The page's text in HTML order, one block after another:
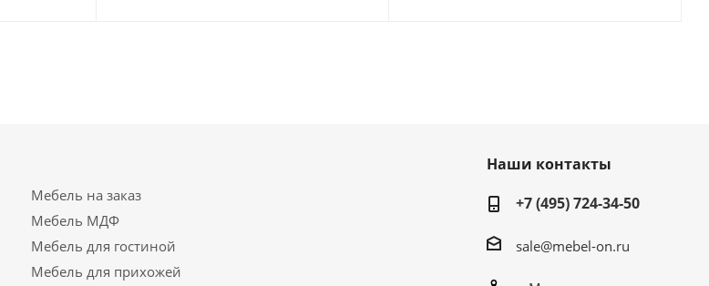
Мебель на заказ
Мебель МДФ
Мебель для гостиной
Мебель для прихожей
Наши контакты
+7 (495) 724-34-50
sale@mebel-on.ru